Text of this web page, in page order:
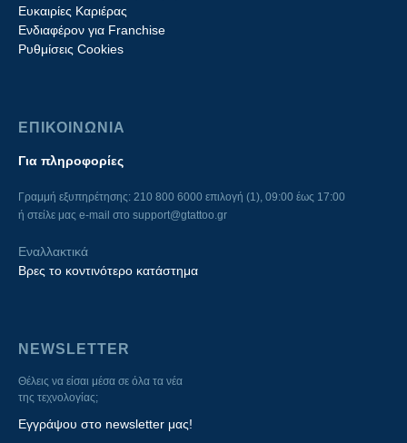
Ευκαιρίες Καριέρας
Ενδιαφέρον για Franchise
Ρυθμίσεις Cookies
ΕΠΙΚΟΙΝΩΝΙΑ
Για πληροφορίες
Γραμμή εξυπηρέτησης: 210 800 6000 επιλογή (1), 09:00 έως 17:00
ή στείλε μας e-mail στο support@gtattoo.gr
Εναλλακτικά
Βρες το κοντινότερο κατάστημα
NEWSLETTER
Θέλεις να είσαι μέσα σε όλα τα νέα
της τεχνολογίας;
Εγγράψου στο newsletter μας!